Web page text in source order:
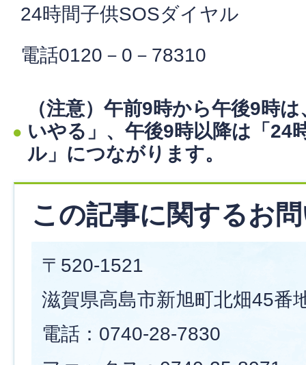
24時間子供SOSダイヤル
電話0120－0－78310
（注意）午前9時から午後9時
いやる」、午後9時以降は「24
ル」につながります。
この記事に関するお
〒520-1521
滋賀県高島市新旭町北畑45番
電話：0740-28-7830